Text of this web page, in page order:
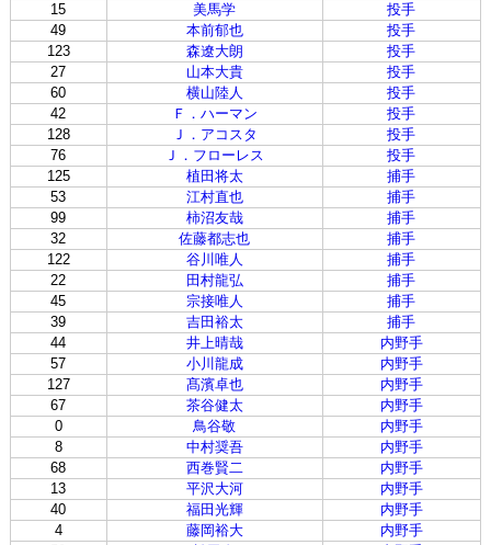
15
美馬学
投手
49
本前郁也
投手
123
森遼大朗
投手
27
山本大貴
投手
60
横山陸人
投手
42
Ｆ．ハーマン
投手
128
Ｊ．アコスタ
投手
76
Ｊ．フローレス
投手
125
植田将太
捕手
53
江村直也
捕手
99
柿沼友哉
捕手
32
佐藤都志也
捕手
122
谷川唯人
捕手
22
田村龍弘
捕手
45
宗接唯人
捕手
39
吉田裕太
捕手
44
井上晴哉
内野手
57
小川龍成
内野手
127
髙濱卓也
内野手
67
茶谷健太
内野手
0
鳥谷敬
内野手
8
中村奨吾
内野手
68
西巻賢二
内野手
13
平沢大河
内野手
40
福田光輝
内野手
4
藤岡裕大
内野手